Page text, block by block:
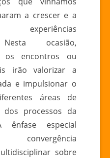
a crescer e a
Nesta ocasião,
os encontros ou
irão valorizar a
e impulsionar o
áreas de
processos da
ênfase especial
sobre